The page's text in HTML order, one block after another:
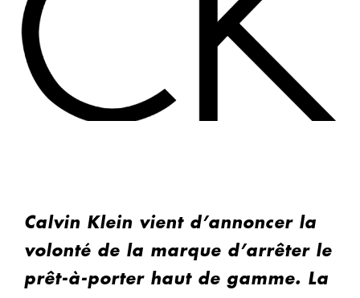
Calvin Klein vient d’annoncer la
volonté de la marque d’arrêter le
prêt-à-porter haut de gamme. La